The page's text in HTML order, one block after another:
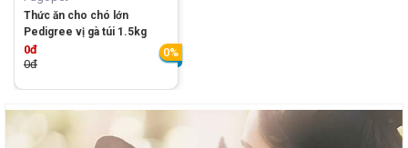
Thức ăn cho chó lớn
Pedigree vị gà túi 1.5kg
0đ
0đ
0%